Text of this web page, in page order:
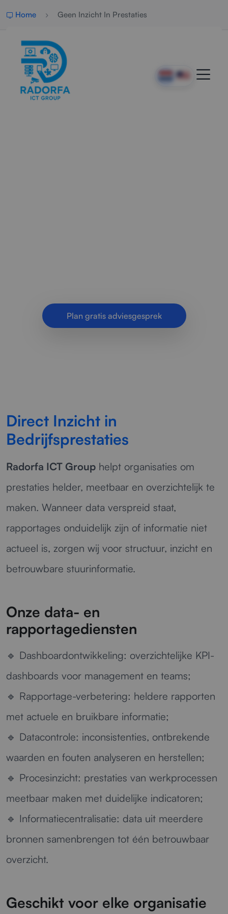
Home Geen Inzicht In Prestaties
Plan gratis adviesgesprek
Direct Inzicht in
Bedrijfsprestaties
Radorfa ICT Group helpt organisaties om
prestaties helder, meetbaar en overzichtelijk te
maken. Wanneer data verspreid staat,
rapportages onduidelijk zijn of informatie niet
actueel is, zorgen wij voor structuur, inzicht en
betrouwbare stuurinformatie.
Onze data- en
rapportagediensten
🔹 Dashboardontwikkeling: overzichtelijke KPI-
dashboards voor management en teams;
🔹 Rapportage-verbetering: heldere rapporten
met actuele en bruikbare informatie;
🔹 Datacontrole: inconsistenties, ontbrekende
waarden en fouten analyseren en herstellen;
🔹 Procesinzicht: prestaties van werkprocessen
meetbaar maken met duidelijke indicatoren;
🔹 Informatiecentralisatie: data uit meerdere
bronnen samenbrengen tot één betrouwbaar
overzicht.
Geschikt voor elke organisatie